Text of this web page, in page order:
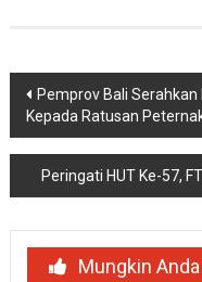
Navigasi
pos
Pemprov Bali
Kepada Ratusan
Peringati HUT Ke-57,
Mungkin